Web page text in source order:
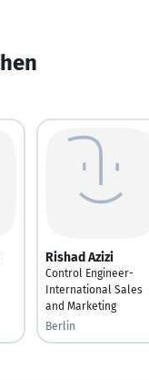
Rishad Azizi
Control Engineer-
International Sales
and Marketing
Berlin